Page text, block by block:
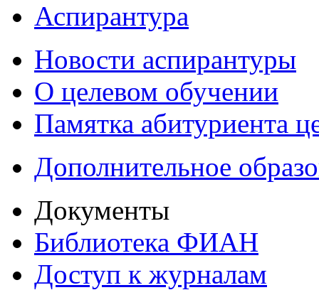
Аспирантура
Новости аспирантуры
О целевом обучении
Памятка абитуриента
Дополнительное
Документы
Библиотека ФИАН
Доступ к журналам